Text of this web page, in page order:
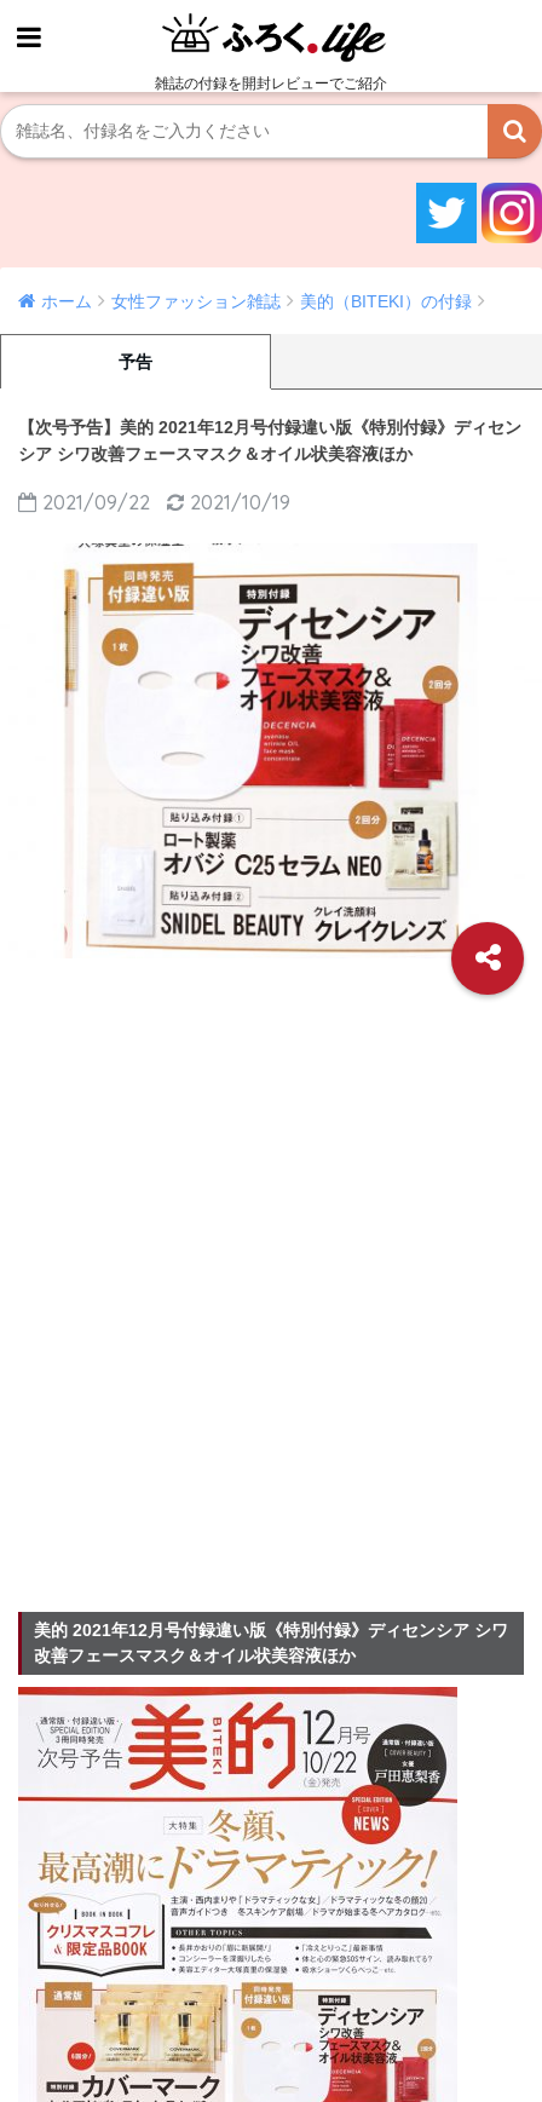
雑誌の付録を開封レビューでご紹介
ホーム 女性ファッション雑誌 美的（BITEKI）の付録
予告
【次号予告】美的 2021年12月号付録違い版《特別付録》ディセン
シア シワ改善フェースマスク＆オイル状美容液ほか
2021/09/22 2021/10/19
美的 2021年12月号付録違い版《特別付録》ディセンシア シワ
改善フェースマスク＆オイル状美容液ほか